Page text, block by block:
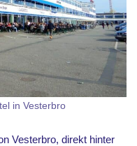
in Vesterbro
Vesterbro, direkt hinter